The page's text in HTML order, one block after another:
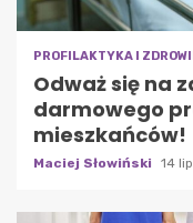
PROFILAKTYKA I
Odważ się na
darmowego
mieszkańców!
Maciej Słowiński 14